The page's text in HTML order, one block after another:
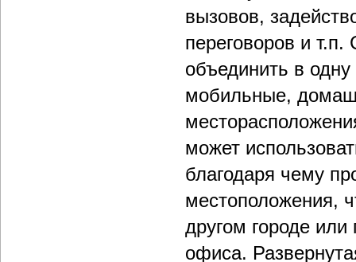
вызовов,
переговоров и
объединить в
мобильные,
может
благодаря чему
местоположения,
другом городе
офиса.